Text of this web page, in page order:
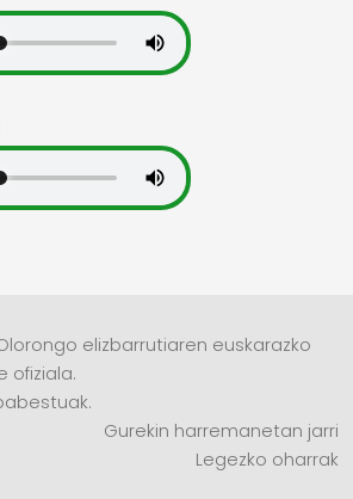
elizbarrutiaren euskarazko
ofiziala.
Gurekin harremanetan jarri
Legezko oharrak